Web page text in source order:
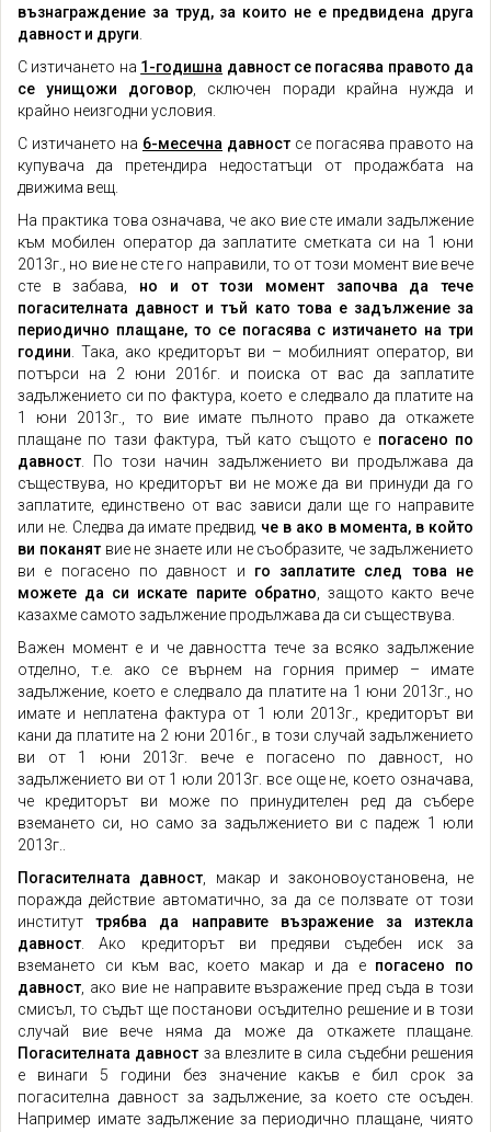
възнаграждение за труд, за които не е предвидена друга
давност и други
С изтичането на 1-годишна давност се погасява правото да
се унищожи договор , сключен поради крайна нужда и
крайно неизгодни условия.
С изтичането на 6-месечна давност се погасява правото на
купувача да претендира недостатъци от продажбата на
движима вещ.
На практика това означава, че ако вие сте имали задължение
към мобилен оператор да заплатите сметката си на 1 юни
2013г., но вие не сте го направили, то от този момент вие вече
сте в забава, но и от този момент започва да тече
погасителната давност и тъй като това е задължение за
периодично плащане, то се погасява с изтичането на три
години . Така, ако кредиторът ви – мобилният оператор, ви
потърси на 2 юни 2016г. и поиска от вас да заплатите
задължението си по фактура, което е следвало да платите на
1 юни 2013г., то вие имате пълното право да откажете
плащане по тази фактура, тъй като същото е погасено по
давност . По този начин задължението ви продължава да
съществува, но кредиторът ви не може да ви принуди да го
заплатите, единствено от вас зависи дали ще го направите
или не. Следва да имате предвид, че в ако в момента, в който
ви поканятвие не знаете или не съобразите, че задължението
ви е погасено по давност и го заплатите след това не
можете да си искате парите обратно , защото както вече
казахме самото задължение продължава да си съществува.
Важен момент е и че давността тече за всяко задължение
отделно, т.е. ако се върнем на горния пример – имате
задължение, което е следвало да платите на 1 юни 2013г., но
имате и неплатена фактура от 1 юли 2013г., кредиторът ви
кани да платите на 2 юни 2016г., в този случай задължението
ви от 1 юни 2013г. вече е погасено по давност, но
задължението ви от 1 юли 2013г. все още не, което означава,
че кредиторът ви може по принудителен ред да събере
вземането си, но само за задължението ви с падеж 1 юли
2013г..
Погасителната давност , макар и законовоустановена, не
поражда действие автоматично, за да се ползвате от този
институттрябва да направите възражение за изтекла
давност . Ако кредиторът ви предяви съдебен иск за
вземането си към вас, което макар и да е погасено по
давност , ако вие не направите възражение пред съда в този
смисъл, то съдът ще постанови осъдително решение и в този
случай вие вече няма да може да откажете плащане.
Погасителната давност за влезлите в сила съдебни решения
е винаги 5 години без значение какъв е бил срок за
погасителна давност за задължение, за което сте осъден.
Например имате задължение за периодично плащане, чиято